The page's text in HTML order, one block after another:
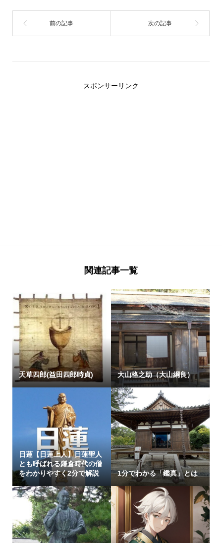
スポンサーリンク
関連記事一覧
天草四郎(益田四郎時貞) 大山格之助（大山綱良）
日蓮【日蓮上人】日蓮聖人
とも呼ばれる鎌倉時代の僧
をわかりやすく2分で解説
1分でわかる「鑑真」とは